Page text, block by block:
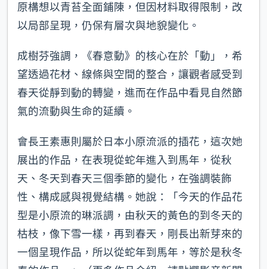
原構想以青苔全面鋪陳，但因材料取得限制，改
以局部呈現，仍保有層次與地貌變化。
成樹芬強調，《春意動》的核心在於「動」，希
望透過花材、線條與空間的整合，讓觀者感受到
春天從靜到動的轉變，進而在作品中看見自然節
氣的流動與生命的延續。
會長王素惠則屬於日本小原流派的插花，這次她
展出的作品，在表現從蛇年進入到馬年，從秋
天、冬天到春天三個季節的變化，在強調裝飾
性、構成感與視覺結構。她說：「今天的作品花
型是小原流的琳派調，由秋天的黃色的到冬天的
枯枝，像下雪一樣，再到春天，剛長出新芽來的
一個呈現作品，所以從蛇年到馬年，等於是秋冬